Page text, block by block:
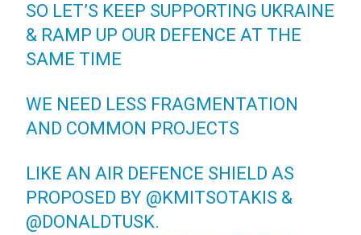
SO LET’S KEEP SUPPORTING UKRAINE
& RAMP UP OUR DEFENCE AT THE
SAME TIME
WE NEED LESS FRAGMENTATION
AND COMMON PROJECTS
LIKE AN AIR DEFENCE SHIELD AS
PROPOSED BY @KMITSOTAKIS &
@DONALDTUSK.